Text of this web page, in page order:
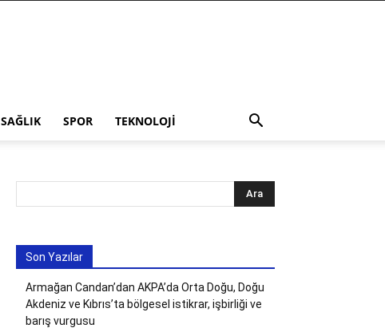
SAĞLIK SPOR TEKNOLOJI
Son Yazılar
Armağan Candan’dan AKPA’da Orta Doğu, Doğu
Akdeniz ve Kıbrıs’ta bölgesel istikrar, işbirliği ve
barış vurgusu